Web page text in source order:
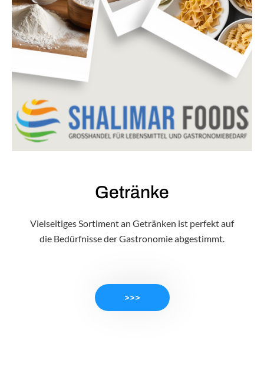
PRODUKTE ANSEHEN
Getränke
Vielseitiges Sortiment an Getränken ist perfekt auf
die Bedürfnisse der Gastronomie abgestimmt.
>>>